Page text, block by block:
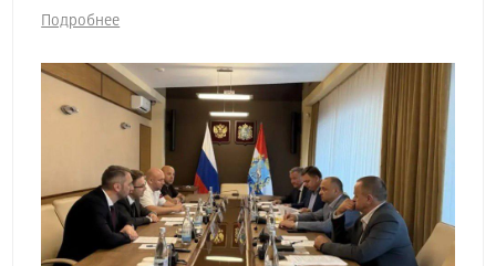
Подробнее